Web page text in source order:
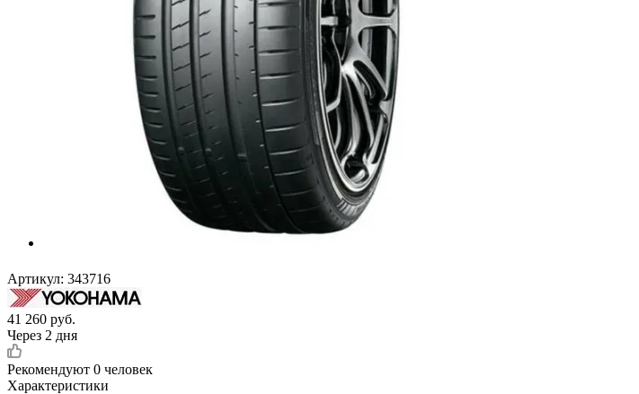
Артикул: 343716
41 260 руб.
Через 2 дня
Рекомендуют 0 человек
Характеристики